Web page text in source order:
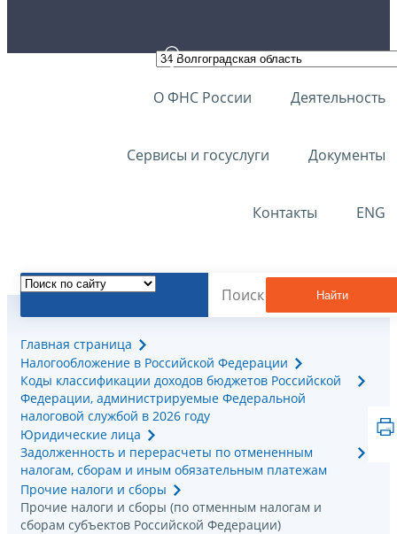
О ФНС России Деятельность
Сервисы и госуслуги Документы
Контакты ENG
Найти
Главная страница
Налогообложение в Российской Федерации
Коды классификации доходов бюджетов Российской
Федерации, администрируемые Федеральной
налоговой службой в 2026 году
Юридические лица
Задолженность и перерасчеты по отмененным
налогам, сборам и иным обязательным платежам
Прочие налоги и сборы
Прочие налоги и сборы (по отменным налогам и
сборам субъектов Российской Федерации)